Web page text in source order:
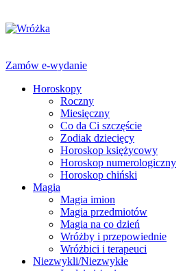
Zamów e-wydanie
Horoskopy
Roczny
Miesięczny
Co da Ci szczęście
Zodiak dziecięcy
Horoskop księżycowy
Horoskop numerologiczny
Horoskop chiński
Magia
Magia imion
Magia przedmiotów
Magia na co dzień
Wróżby i przepowiednie
Wróżbici i terapeuci
Niezwykli/Niezwykłe